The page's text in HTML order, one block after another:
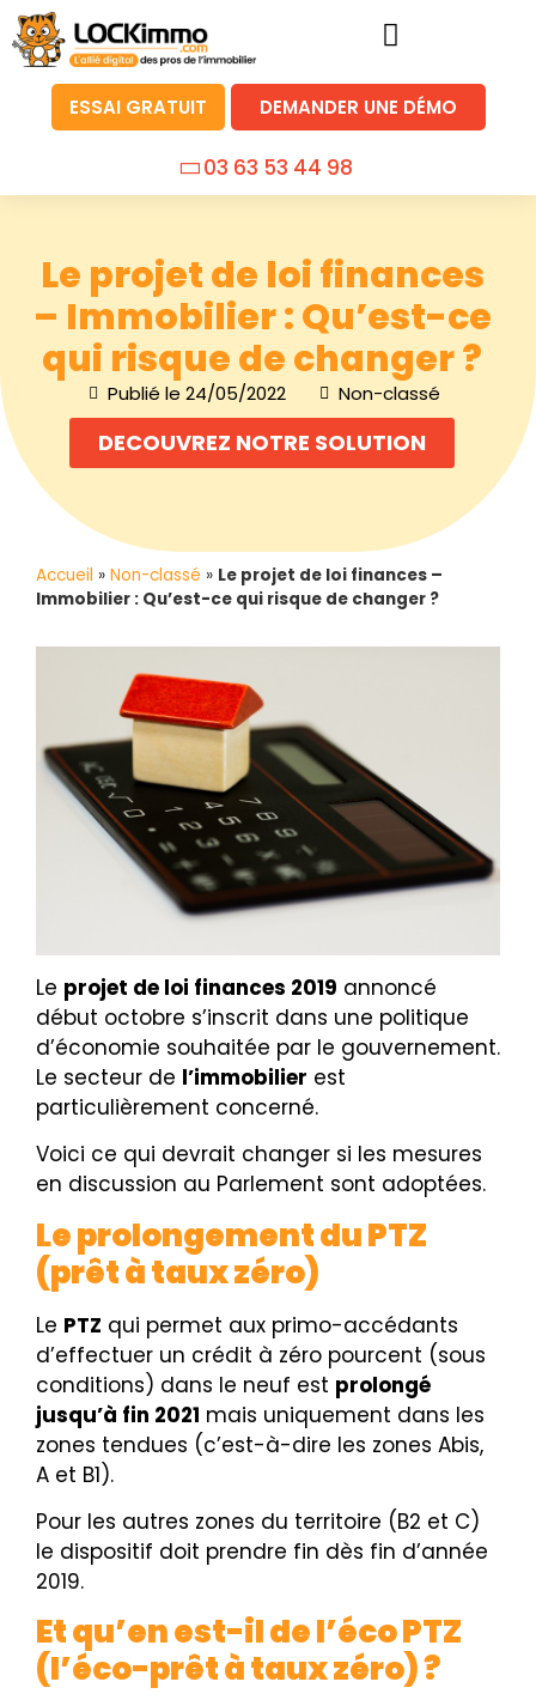
ESSAI GRATUIT DEMANDER UNE DÉMO
03 63 53 44 98
Le projet de loi finances
– Immobilier : Qu’est-ce
qui risque de changer ?
Publié le 24/05/2022 Non-classé
DECOUVREZ NOTRE SOLUTION
Accueil » Non-classé » Le projet de loi finances –
Immobilier : Qu’est-ce qui risque de changer ?
Le projet de loi finances 2019 annoncé
début octobre s’inscrit dans une politique
d’économie souhaitée par le gouvernement.
Le secteur de l’immobilier est
particulièrement concerné.
Voici ce qui devrait changer si les mesures
en discussion au Parlement sont adoptées.
Le prolongement du PTZ
(prêt à taux zéro)
Le PTZ qui permet aux primo-accédants
d’effectuer un crédit à zéro pourcent (sous
conditions) dans le neuf est prolongé
jusqu’à fin 2021 mais uniquement dans les
zones tendues (c’est-à-dire les zones Abis,
A et B1).
Pour les autres zones du territoire (B2 et C)
le dispositif doit prendre fin dès fin d’année
2019.
Et qu’en est-il de l’éco PTZ
(l’éco-prêt à taux zéro) ?